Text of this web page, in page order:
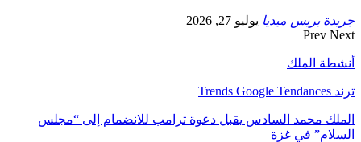
جريدة بريس ميديا يوليو 27, 2026
Prev Next
أنشطة الملك
ترند Trends Google Tendances
الملك محمد السادس يقبل دعوة ترامب للانضمام إلى “مجلس
السلام” في غزة